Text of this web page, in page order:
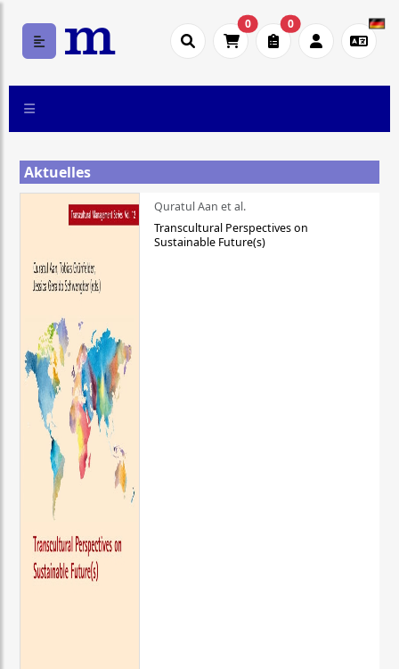
0 0
Aktuelles
Quratul Aan et al.
Transcultural Perspectives on
Sustainable Future(s)